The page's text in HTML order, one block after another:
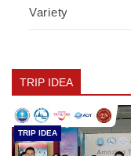
Variety
TRIP IDEA
TRIP IDEA